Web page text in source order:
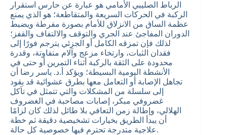
الرباط الصليبي الأمامي هو عبارة عن حارس استقرار
الركبة في الحركات السريعة والمتقاطعة؛ هو الذي يمنع
عظمة الساق من الانزلاق للأمام بصورة مفرطة ويضبط
الدوران المفاجئ عند الجري والتوقف والالتفاف والقفز؛
لذلك فإن تمزقه الكامل أو الجزئي يترجم فورًا إلى
فقدان الثبات، وارتخاء مزعج وآلام متفاوتة، وقدرة
محدودة على الثقة بالركبة أثناء التمرين أو حتى في
الأنشطة اليومية البسيطة؛ ويؤكد أ.د. ياسر رضا أن
تجاهل الإصابة أو التعامل معها بطرق عشوائية قد يقود
إلى سلسلة من المشكلات والتي تتمثل في تآكل
غضروفي مبكر، إصابات مصاحبة في الغضروف
الهلالي، وإطالة زمن التعافي بلا طائل لذلك كان لزامًا
أن يبدأ الطريق بخيارات تشخيصية دقيقة ثم خطة
علاجية متدرجة تحترم فيها خصوصية كل حالة.